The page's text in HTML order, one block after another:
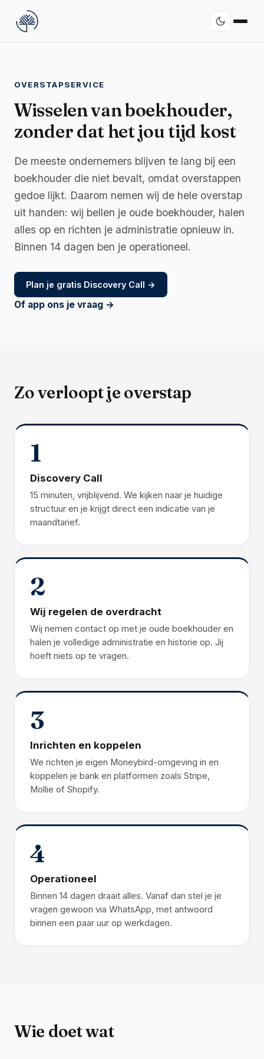
OVERSTAPSERVICE
Wisselen van boekhouder,
zonder dat het jou tijd kost
De meeste ondernemers blijven te lang bij een
boekhouder die niet bevalt, omdat overstappen
gedoe lijkt. Daarom nemen wij de hele overstap
uit handen: wij bellen je oude boekhouder, halen
alles op en richten je administratie opnieuw in.
Binnen 14 dagen ben je operationeel.
Plan je gratis Discovery Call →
Of app ons je vraag →
Zo verloopt je overstap
1
Discovery Call
15 minuten, vrijblijvend. We kijken naar je huidige
structuur en je krijgt direct een indicatie van je
maandtarief.
2
Wij regelen de overdracht
Wij nemen contact op met je oude boekhouder en
halen je volledige administratie en historie op. Jij
hoeft niets op te vragen.
3
Inrichten en koppelen
We richten je eigen Moneybird-omgeving in en
koppelen je bank en platformen zoals Stripe,
Mollie of Shopify.
4
Operationeel
Binnen 14 dagen draait alles. Vanaf dan stel je je
vragen gewoon via WhatsApp, met antwoord
binnen een paar uur op werkdagen.
Wie doet wat